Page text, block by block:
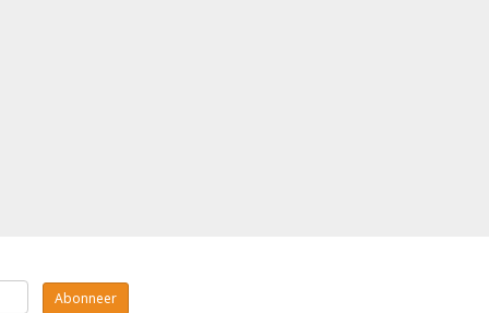
Abonneer